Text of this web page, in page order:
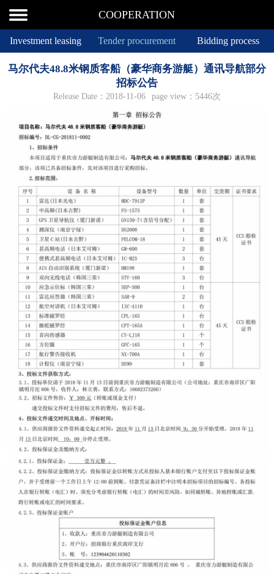
COOPERATION
Investment leasing Tender procurement Bidding process
马尔代夫48.8米钢质客船（豪华商务游艇）通讯导航部分
招标公告
Release Date：2018-11-06 page view：5446次